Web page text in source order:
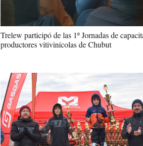
Trelew participó de las 1º Jornadas de
productores vitivinícolas de Chubut